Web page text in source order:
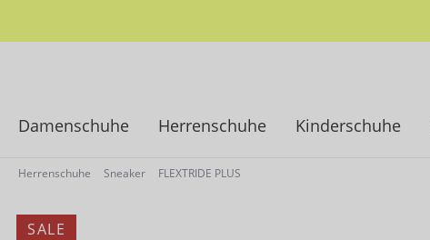
Damenschuhe Herrenschuhe Kinderschuhe
Herrenschuhe Sneaker FLEXTRIDE PLUS
SALE